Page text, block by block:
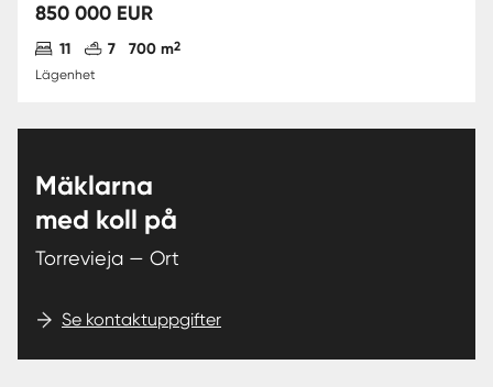
850 000 EUR
Antal sovrum
11 Antal badrum
7 700 m2
Lägenhet
Mäklarna
med koll på
Torrevieja — Ort
Se kontaktuppgifter